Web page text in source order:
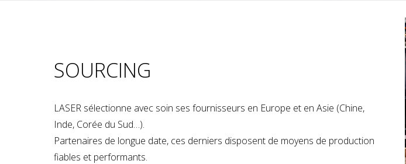
SOURCING
LASER sélectionne avec soin ses fournisseurs en Europe et en Asie (Chine,
Inde, Corée du Sud…).
Partenaires de longue date, ces derniers disposent de moyens de production
fiables et performants.